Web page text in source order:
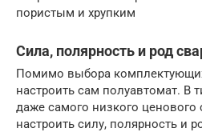
пористым и хрупким
Сила, полярность и род
Помимо выбора
настроить сам полуавтомат. В
даже самого низкого
настроить силу, полярность и